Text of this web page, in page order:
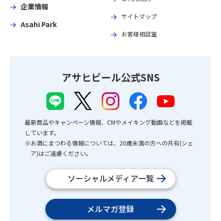
企業情報
Asahi Park
サイトマップ
お客様相談室
アサヒビール公式SNS
最新商品やキャンペーン情報、CMやメイキング動画などを掲載
しています。
※お酒にまつわる情報については、20歳未満の方への共有(シェ
ア)はご遠慮ください。
ソーシャルメディア一覧
メルマガ登録